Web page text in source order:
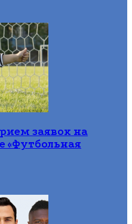
заявок на
«Футбольная